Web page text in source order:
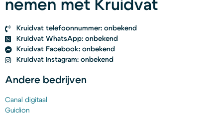
nemen met Kruidvat
Kruidvat telefoonnummer: onbekend
Kruidvat WhatsApp: onbekend
Kruidvat Facebook: onbekend
Kruidvat Instagram: onbekend
Andere bedrijven
Canal digitaal
Guidion